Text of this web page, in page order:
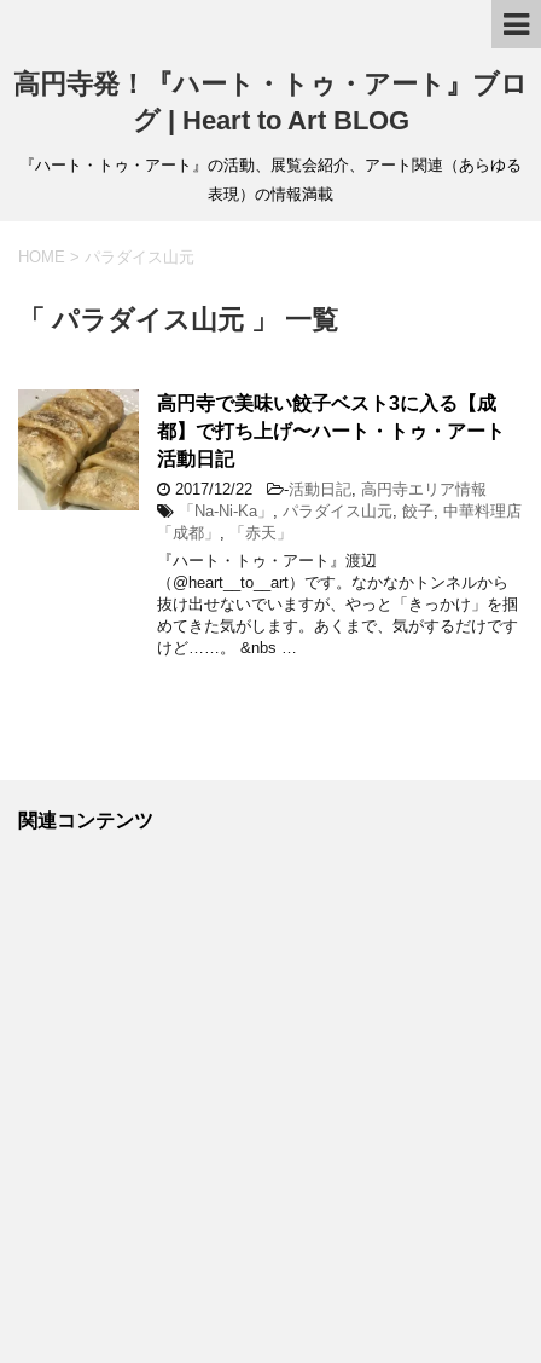
高円寺発！『ハート・トゥ・アート』ブロ
グ | Heart to Art BLOG
『ハート・トゥ・アート』の活動、展覧会紹介、アート関連（あらゆる
表現）の情報満載
HOME > パラダイス山元
「 パラダイス山元 」 一覧
高円寺で美味い餃子ベスト3に入る【成
都】で打ち上げ〜ハート・トゥ・アート
活動日記
2017/12/22 -活動日記 高円寺エリア情報
「Na-Ni-Ka」
パラダイス山元 餃子 中華料理店
「成都」
「赤天」
『ハート・トゥ・アート』渡辺
（@heart__to__art）です。なかなかトンネルから
抜け出せないでいますが、やっと「きっかけ」を掴
めてきた気がします。あくまで、気がするだけです
けど……。 &nbs …
関連コンテンツ